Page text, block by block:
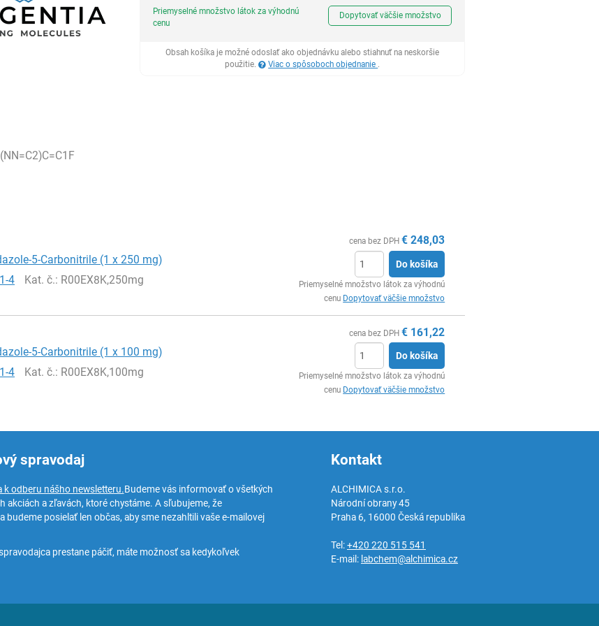
Ks
Priemyselné množstvo látok za výhodnú
cenu
Dopytovať väčšie množstvo
Obsah košíka je možné odoslať ako objednávku alebo stiahnuť na neskoršie
použitie.
Viac o spôsoboch objednanie .
5-Carbonitrile (1 x 250 mg)
4 Kat. č.: R00EX8K,250mg
cena bez DPH € 248,03
Do košíka
Priemyselné množstvo látok za výhodnú
cenu Dopytovať väčšie množstvo
5-Carbonitrile (1 x 100 mg)
4 Kat. č.: R00EX8K,100mg
cena bez DPH € 161,22
Do košíka
Priemyselné množstvo látok za výhodnú
cenu Dopytovať väčšie množstvo
spravodaj
k odberu nášho newsletteru.Budeme vás informovať o všetkých
akciách a zľavách, ktoré chystáme. A sľubujeme, že
budeme posielať len občas, aby sme nezahltili vaše e-mailovej
prestane páčiť, máte možnosť sa kedykoľvek
Kontakt
ALCHIMICA s.r.o.
Národní obrany 45
Praha 6, 16000 Česká republika
Tel:+420 220 515 541
E-mail: labchem@alchimica.cz